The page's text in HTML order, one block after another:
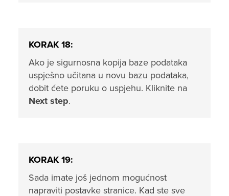
KORAK 18:
Ako je sigurnosna kopija baze podataka
uspješno učitana u novu bazu podataka,
dobit ćete poruku o uspjehu. Kliknite na
Next step.
KORAK 19:
Sada imate još jednom mogućnost
napraviti postavke stranice. Kad ste sve